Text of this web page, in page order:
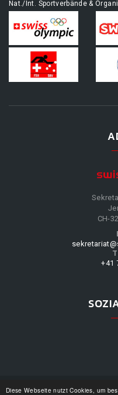
Diese Webseite nutzt Cookies, um
Nat./Int. Sportverbände &
CH-
+41
SWISSPOOL©2026